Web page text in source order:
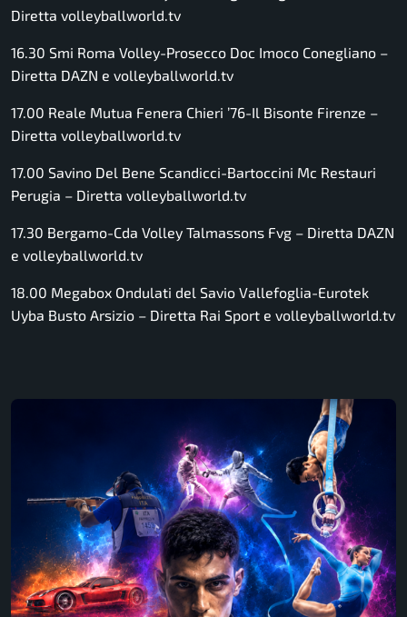
Diretta volleyballworld.tv
16.30 Smi Roma Volley-Prosecco Doc Imoco Conegliano –
Diretta DAZN e volleyballworld.tv
17.00 Reale Mutua Fenera Chieri ’76-Il Bisonte Firenze –
Diretta volleyballworld.tv
17.00 Savino Del Bene Scandicci-Bartoccini Mc Restauri
Perugia – Diretta volleyballworld.tv
17.30 Bergamo-Cda Volley Talmassons Fvg – Diretta DAZN
e volleyballworld.tv
18.00 Megabox Ondulati del Savio Vallefoglia-Eurotek
Uyba Busto Arsizio – Diretta Rai Sport e volleyballworld.tv